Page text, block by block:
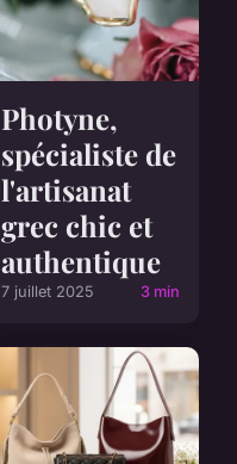
Photyne,
spécialiste de
l'artisanat
grec chic et
authentique
7 juillet 2025 3 min